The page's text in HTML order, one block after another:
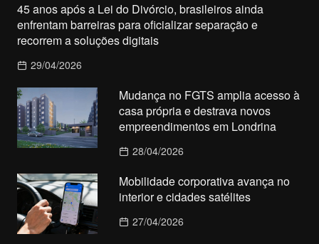
45 anos após a Lei do Divórcio, brasileiros ainda
enfrentam barreiras para oficializar separação e
recorrem a soluções digitais
29/04/2026
Mudança no FGTS amplia acesso à
casa própria e destrava novos
empreendimentos em Londrina
28/04/2026
Mobilidade corporativa avança no
interior e cidades satélites
27/04/2026